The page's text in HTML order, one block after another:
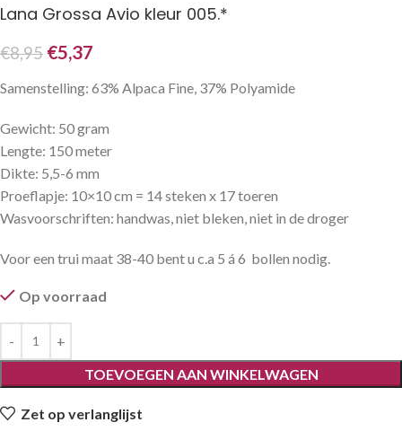
Lana Grossa Avio kleur 005.*
€8,95 €5,37
Samenstelling: 63% Alpaca Fine, 37% Polyamide
Gewicht: 50 gram
Lengte: 150 meter
Dikte: 5,5-6 mm
Proeflapje: 10×10 cm = 14 steken x 17 toeren
Wasvoorschriften: handwas, niet bleken, niet in de droger
Voor een trui maat 38-40 bent u c.a 5 á 6 bollen nodig.
Op voorraad
TOEVOEGEN AAN WINKELWAGEN
Zet op verlanglijst